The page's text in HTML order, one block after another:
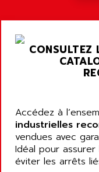
CONSULTEZ
Accédez à
industrielles
vendues avec
Idéal pour assurer
éviter les arrêts